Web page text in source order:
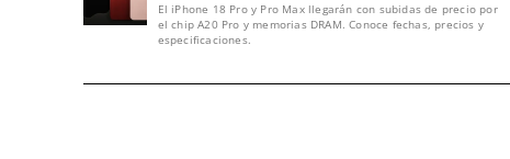
El iPhone 18 Pro y Pro Max llegarán con subidas de precio por
el chip A20 Pro y memorias DRAM. Conoce fechas, precios y
especificaciones.